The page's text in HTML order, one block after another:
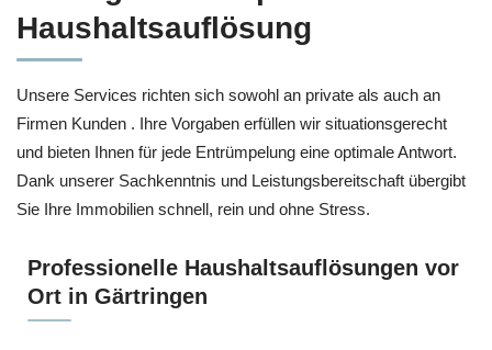
Haushaltsauflösung
Unsere Services richten sich sowohl an private als auch an
Firmen Kunden . Ihre Vorgaben erfüllen wir situationsgerecht
und bieten Ihnen für jede Entrümpelung eine optimale Antwort.
Dank unserer Sachkenntnis und Leistungsbereitschaft übergibt
Sie Ihre Immobilien schnell, rein und ohne Stress.
Professionelle Haushaltsauflösungen vor
Ort in Gärtringen